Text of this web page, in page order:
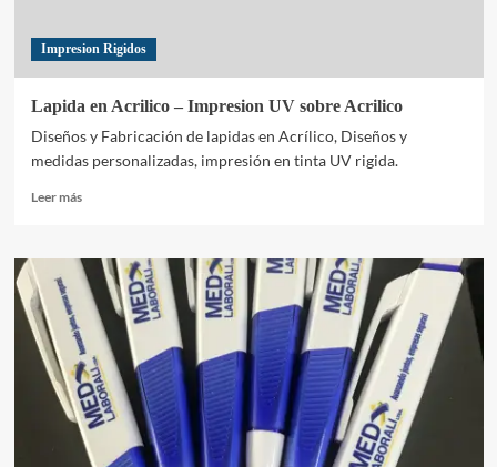
Impresion Rigidos
Lapida en Acrilico – Impresion UV sobre Acrilico
Diseños y Fabricación de lapidas en Acrílico, Diseños y
medidas personalizadas, impresión en tinta UV rigida.
Leer másLeer
Lapida
en
Acrilico
Impresion
UV
sobre
Acrilico